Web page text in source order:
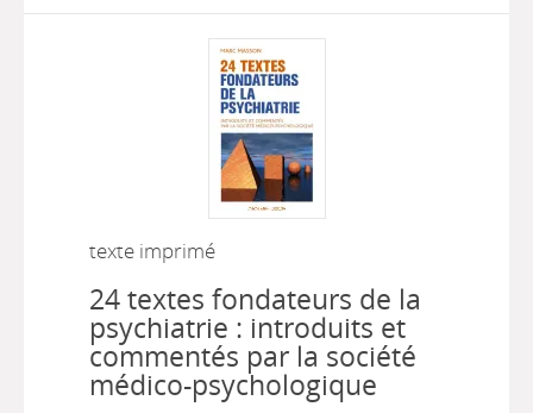
texte imprimé
24 textes fondateurs de la
psychiatrie : introduits et
commentés par la société
médico-psychologique